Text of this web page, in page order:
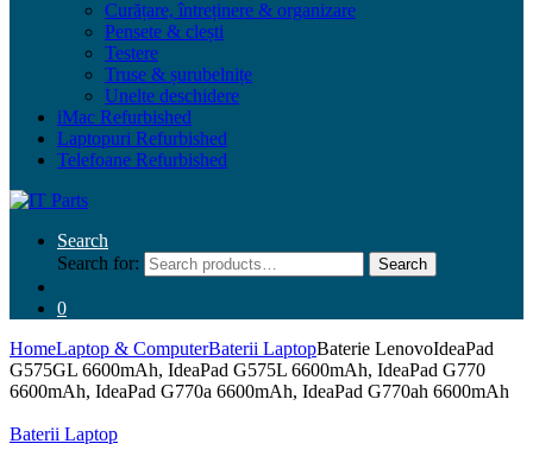
Curățare, întreținere & organizare
Pensete & clești
Testere
Truse & șurubelnițe
Unelte deschidere
iMac Refurbished
Laptopuri Refurbished
Telefoane Refurbished
Search
Search for:
Search
0
HomeLaptop & ComputerBaterii LaptopBaterie LenovoIdeaPad
G575GL 6600mAh, IdeaPad G575L 6600mAh, IdeaPad G770
6600mAh, IdeaPad G770a 6600mAh, IdeaPad G770ah 6600mAh
Baterii Laptop